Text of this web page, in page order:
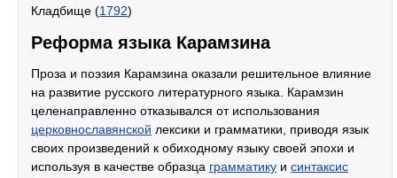
Кладбище (1792)
Реформа языка Карамзина
Проза и поэзия Карамзина оказали решительное влияние
на развитие русского литературного языка. Карамзин
целенаправленно отказывался от использования
церковнославянской лексики и грамматики, приводя язык
своих произведений к обиходному языку своей эпохи и
используя в качестве образца грамматику и синтаксис